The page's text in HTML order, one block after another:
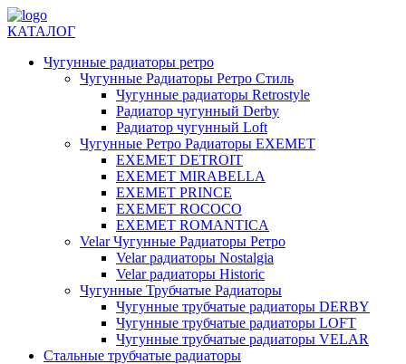
КАТАЛОГ
Чугунные радиаторы ретро
Чугунные Радиаторы Ретро Стиль
Чугунные радиаторы Retrostyle
Радиатор чугунный Derby
Радиатор чугунный Loft
Чугунные Ретро Радиаторы EXEMET
EXEMET DETROIT
EXEMET MIRABELLA
EXEMET PRINCE
EXEMET ROCOCO
EXEMET ROMANTICA
Velar Чугунные Радиаторы Ретро
Velar радиаторы Nostalgia
Velar радиаторы Historic
Чугунные Трубчатые Радиаторы
Чугунные трубчатые радиаторы DERBY
Чугунные трубчатые радиаторы LOFT
Чугунные трубчатые радиаторы VELAR
Стальные трубчатые радиаторы